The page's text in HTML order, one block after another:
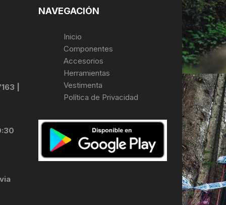
|
NAVEGACIÓN
Inicio
Componentes
Accesorios
Herramientas
Vestimenta
Política de Privacidad